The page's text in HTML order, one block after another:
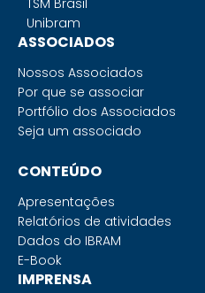
TSM Brasil
Unibram
ASSOCIADOS
Nossos Associados
Por que se associar
Portfólio dos Associados
Seja um associado
CONTEÚDO
Apresentações
Relatórios de atividades
Dados do IBRAM
E-Book
IMPRENSA